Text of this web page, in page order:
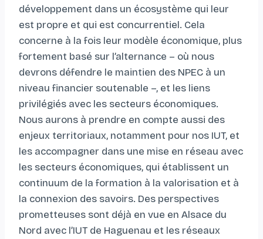
développement dans un écosystème qui leur
est propre et qui est concurrentiel. Cela
concerne à la fois leur modèle économique, plus
fortement basé sur l’alternance – où nous
devrons défendre le maintien des NPEC à un
niveau financier soutenable –, et les liens
privilégiés avec les secteurs économiques.
Nous aurons à prendre en compte aussi des
enjeux territoriaux, notamment pour nos IUT, et
les accompagner dans une mise en réseau avec
les secteurs économiques, qui établissent un
continuum de la formation à la valorisation et à
la connexion des savoirs. Des perspectives
prometteuses sont déjà en vue en Alsace du
Nord avec l’IUT de Haguenau et les réseaux